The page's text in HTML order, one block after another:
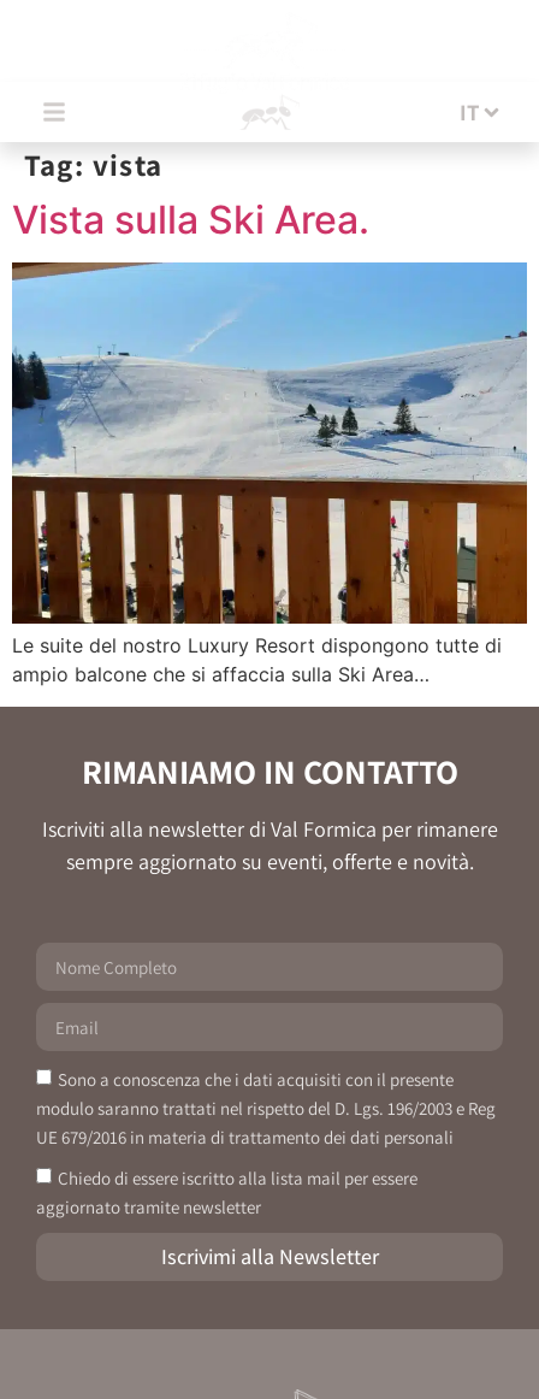
IT
Tag: vista
Vista sulla Ski Area.
Le suite del nostro Luxury Resort dispongono tutte di
ampio balcone che si affaccia sulla Ski Area…
RIMANIAMO IN CONTATTO
Iscriviti alla newsletter di Val Formica per rimanere
sempre aggiornato su eventi, offerte e novità.
Sono a conoscenza che i dati acquisiti con il presente
modulo saranno trattati nel rispetto del D. Lgs. 196/2003 e Reg
UE 679/2016 in materia di trattamento dei dati personali
Chiedo di essere iscritto alla lista mail per essere
aggiornato tramite newsletter
Iscrivimi alla Newsletter